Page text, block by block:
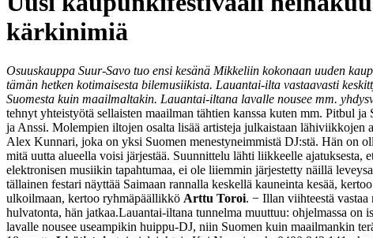
kärkinimiä
Osuuskauppa Suur-Savo tuo ensi kesänä Mikkeliin kokonaan uuden
tämän hetken kotimaisesta bilemusiikista. Lauantai-ilta vastaavasti
Suomesta kuin maailmaltakin. Lauantai-iltana lavalle nousee mm.
tehnyt yhteistyötä sellaisten maailman tähtien kanssa kuten mm. Pitbul
ja Anssi. Molempien iltojen osalta lisää artisteja julkaistaan lähiviikkojen
Alex Kunnari, joka on yksi Suomen menestyneimmistä DJ:stä. Hän on
mitä uutta alueella voisi järjestää. Suunnittelu lähti liikkeelle
elektronisen musiikin tapahtumaa, ei ole liiemmin järjestetty näillä
tällainen festari näyttää Saimaan rannalla keskellä kauneinta kesää,
ulkoilmaan, kertoo ryhmäpäällikkö Arttu Toroi. − Illan viihteestä
hulvatonta, hän jatkaa.Lauantai-iltana tunnelma muuttuu: ohjelmassa on
lavalle nousee useampikin huippu-DJ, niin Suomen kuin maailmankin